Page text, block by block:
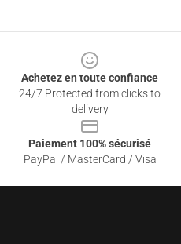
Achetez en toute confiance
24/7 Protected from clicks to
delivery
Paiement 100% sécurisé
PayPal / MasterCard / Visa